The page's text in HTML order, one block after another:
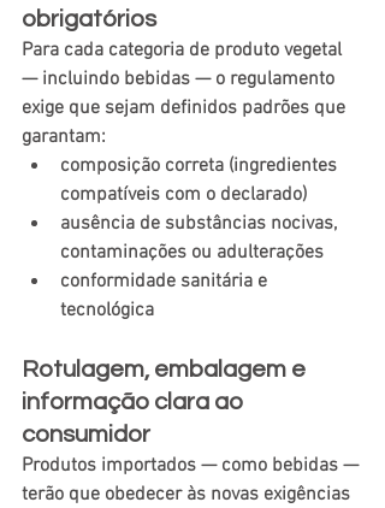
obrigatórios
Para cada categoria de produto vegetal
— incluindo bebidas — o regulamento
exige que sejam definidos padrões que
garantam:
composição correta (ingredientes
compatíveis com o declarado)
ausência de substâncias nocivas,
contaminações ou adulterações
conformidade sanitária e
tecnológica
Rotulagem, embalagem e
informação clara ao
consumidor
Produtos importados — como bebidas —
terão que obedecer às novas exigências